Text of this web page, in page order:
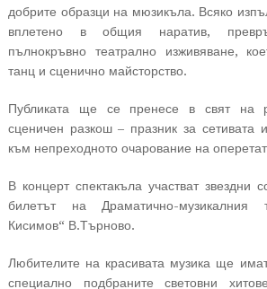
добрите образци на мюзикъла. Всяко
вплетено в общия наратив,
пълнокръвно театрално изживяване,
танц и сценично майсторство.
Публиката ще се пренесе в свят на
сценичен разкош – празник за сетивата
към непреходното очарование на
В концерт спектакъла участват звездни
билетът на Драматично-музикалния
Кисимов“ В.Търново.
Любителите на красивата музика ще
специално подбраните световни